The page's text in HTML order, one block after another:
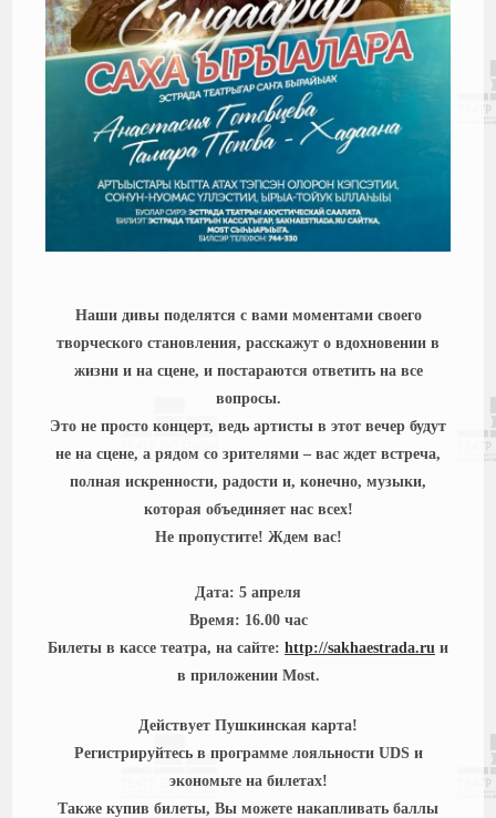
Наши дивы поделятся с вами моментами своего
творческого становления, расскажут о вдохновении в
жизни и на сцене, и постараются ответить на все
вопросы.
Это не просто концерт, ведь артисты в этот вечер будут
не на сцене, а рядом со зрителями – вас ждет встреча,
полная искренности, радости и, конечно, музыки,
которая объединяет нас всех!
Не пропустите! Ждем вас!
Дата: 5 апреля
Время: 16.00 час
Билеты в кассе театра, на сайте: http://sakhaestrada.ru и
в приложении Most.
Действует Пушкинская карта!
Регистрируйтесь в программе лояльности UDS и
экономьте на билетах!
Также купив билеты, Вы можете накапливать баллы